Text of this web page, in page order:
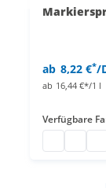
ab 8,22 €*/
ab 16,44 €*/1 l
Verfügbare